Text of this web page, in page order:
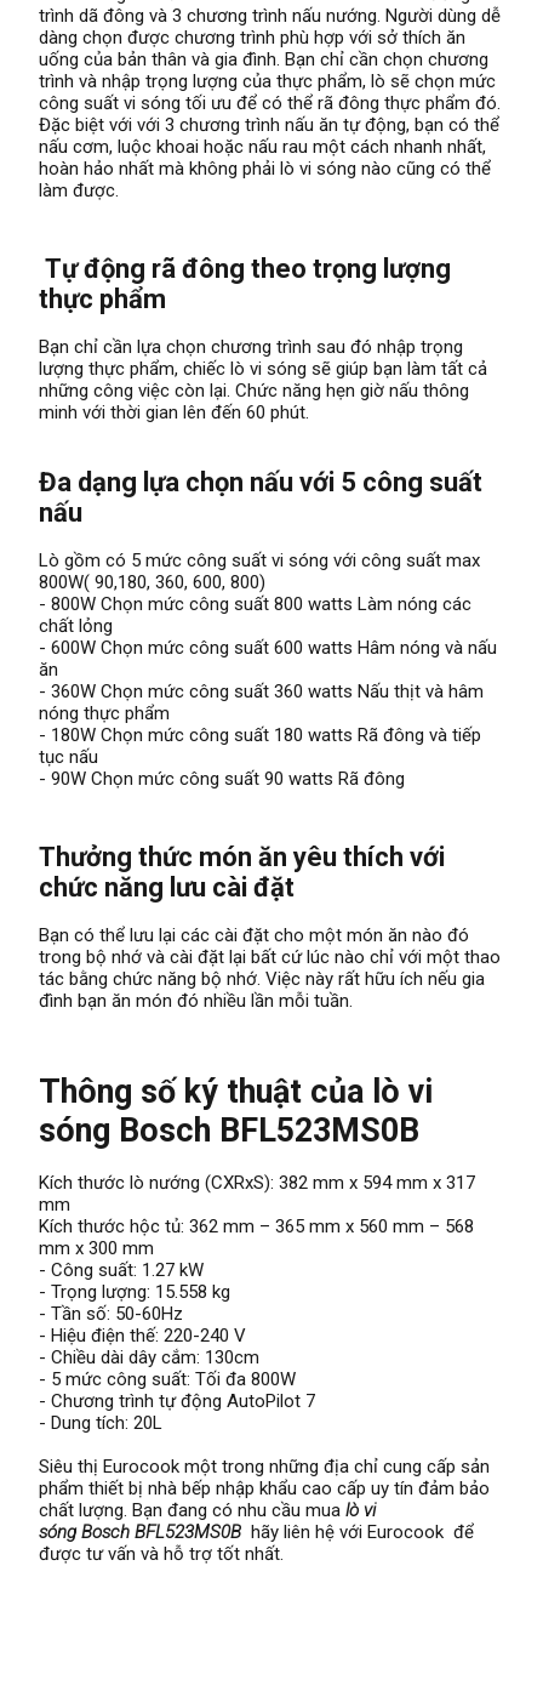
trình dã đông và 3 chương trình nấu nướng. Người dùng dễ
dàng chọn được chương trình phù hợp với sở thích ăn
uống của bản thân và gia đình. Bạn chỉ cần chọn chương
trình và nhập trọng lượng của thực phẩm, lò sẽ chọn mức
công suất vi sóng tối ưu để có thể rã đông thực phẩm đó.
Đặc biệt với với 3 chương trình nấu ăn tự động, bạn có thể
nấu cơm, luộc khoai hoặc nấu rau một cách nhanh nhất,
hoàn hảo nhất mà không phải lò vi sóng nào cũng có thể
làm được.
Tự động rã đông theo trọng lượng
thực phẩm
Bạn chỉ cần lựa chọn chương trình sau đó nhập trọng
lượng thực phẩm, chiếc lò vi sóng sẽ giúp bạn làm tất cả
những công việc còn lại. Chức năng hẹn giờ nấu thông
minh với thời gian lên đến 60 phút.
Đa dạng lựa chọn nấu với 5 công suất
nấu
Lò gồm có 5 mức công suất vi sóng với công suất max
800W( 90,180, 360, 600, 800)
- 800W Chọn mức công suất 800 watts Làm nóng các
chất lỏng
- 600W Chọn mức công suất 600 watts Hâm nóng và nấu
ăn
- 360W Chọn mức công suất 360 watts Nấu thịt và hâm
nóng thực phẩm
- 180W Chọn mức công suất 180 watts Rã đông và tiếp
tục nấu
- 90W Chọn mức công suất 90 watts Rã đông
Thưởng thức món ăn yêu thích với
chức năng lưu cài đặt
Bạn có thể lưu lại các cài đặt cho một món ăn nào đó
trong bộ nhớ và cài đặt lại bất cứ lúc nào chỉ với một thao
tác bằng chức năng bộ nhớ. Việc này rất hữu ích nếu gia
đình bạn ăn món đó nhiều lần mỗi tuần.
Thông số ký thuật của lò vi
sóng Bosch BFL523MS0B
Kích thước lò nướng (CXRxS): 382 mm x 594 mm x 317
mm
Kích thước hộc tủ: 362 mm – 365 mm x 560 mm – 568
mm x 300 mm
- Công suất: 1.27 kW
- Trọng lượng: 15.558 kg
- Tần số: 50-60Hz
- Hiệu điện thế: 220-240 V
- Chiều dài dây cắm: 130cm
- 5 mức công suất: Tối đa 800W
- Chương trình tự động AutoPilot 7
- Dung tích: 20L
Siêu thị Eurocook một trong những địa chỉ cung cấp sản
phẩm thiết bị nhà bếp nhập khẩu cao cấp uy tín đảm bảo
chất lượng. Bạn đang có nhu cầu mua lò vi
sóng Bosch BFL523MS0B hãy liên hệ với Eurocook để
được tư vấn và hỗ trợ tốt nhất.